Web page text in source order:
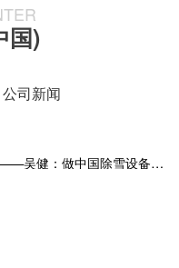
国)
公司新闻
企业家之窗——吴健：做中国除雪设备“领跑者”